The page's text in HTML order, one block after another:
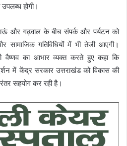
होगी।
और गढ़वाल के बीच संपर्क और पर्यटन को
सामाजिक गतिविधियों में भी तेजी आएगी।
वैष्णव का आभार व्यक्त करते हुए कहा कि
में केंद्र सरकार उत्तराखंड को विकास की
सहयोग कर रही है।